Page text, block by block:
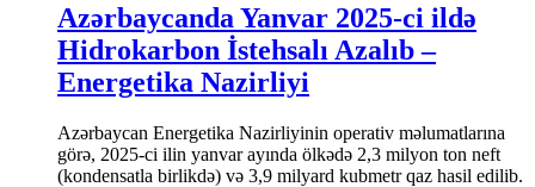
Azərbaycanda Yanvar 2025-ci ildə
Hidrokarbon İstehsalı Azalıb –
Energetika Nazirliyi
Azərbaycan Energetika Nazirliyinin operativ məlumatlarına
görə, 2025-ci ilin yanvar ayında ölkədə 2,3 milyon ton neft
(kondensatla birlikdə) və 3,9 milyard kubmetr qaz hasil edilib.